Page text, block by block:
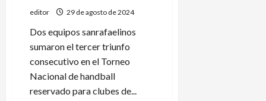
editor 29 de agosto de 2024
Dos equipos sanrafaelinos
sumaron el tercer triunfo
consecutivo en el Torneo
Nacional de handball
reservado para clubes de...